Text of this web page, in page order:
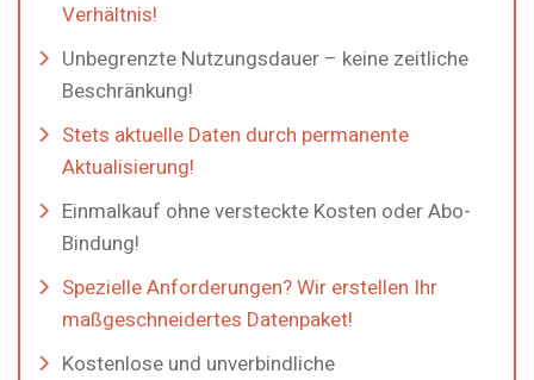
Verhältnis!
Unbegrenzte Nutzungsdauer – keine zeitliche
Beschränkung!
Stets aktuelle Daten durch permanente
Aktualisierung!
Einmalkauf ohne versteckte Kosten oder Abo-
Bindung!
Spezielle Anforderungen? Wir erstellen Ihr
maßgeschneidertes Datenpaket!
Kostenlose und unverbindliche